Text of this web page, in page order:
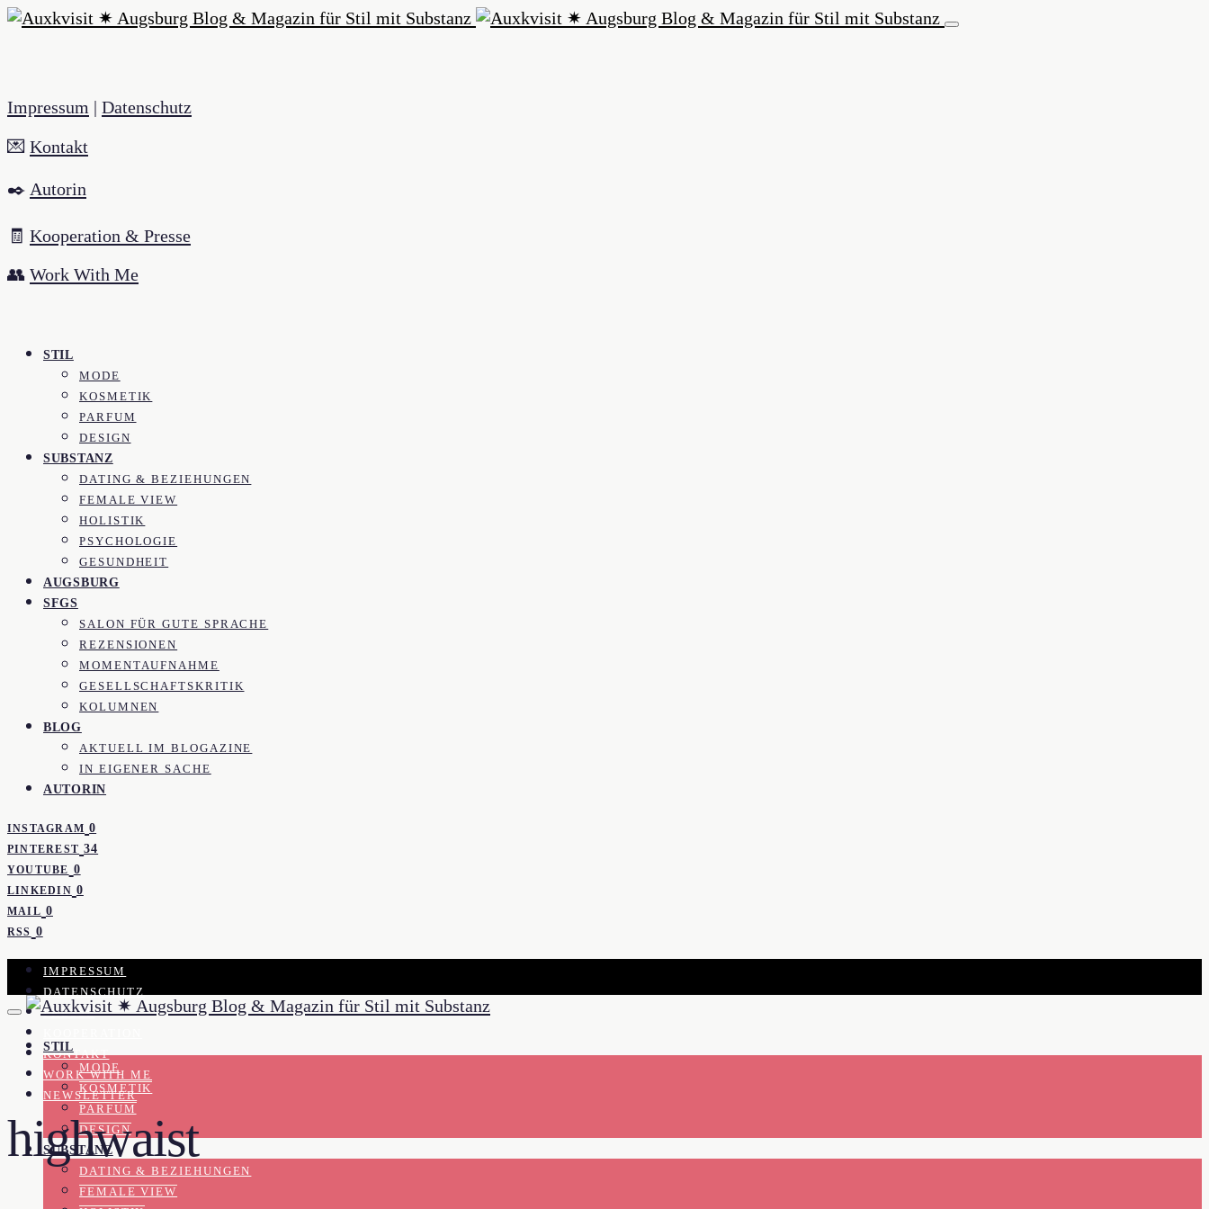
Impressum | Datenschutz
💌 Kontakt
✒️ Autorin
🧾 Kooperation & Presse
👥 Work With Me
STIL
MODE
KOSMETIK
PARFUM
DESIGN
SUBSTANZ
DATING & BEZIEHUNGEN
FEMALE VIEW
HOLISTIK
PSYCHOLOGIE
GESUNDHEIT
AUGSBURG
SFGS
SALON FÜR GUTE SPRACHE
REZENSIONEN
MOMENTAUFNAHME
GESELLSCHAFTSKRITIK
KOLUMNEN
BLOG
AKTUELL IM BLOGAZINE
IN EIGENER SACHE
AUTORIN
INSTAGRAM 0
PINTEREST 34
YOUTUBE 0
LINKEDIN 0
MAIL 0
RSS 0
IMPRESSUM
DATENSCHUTZ
PRESSE
KONTAKT
WORK WITH ME
NEWSLETTER
STIL
MODE
KOSMETIK
PARFUM
DESIGN
SUBSTANZ
DATING & BEZIEHUNGEN
FEMALE VIEW
highwaist